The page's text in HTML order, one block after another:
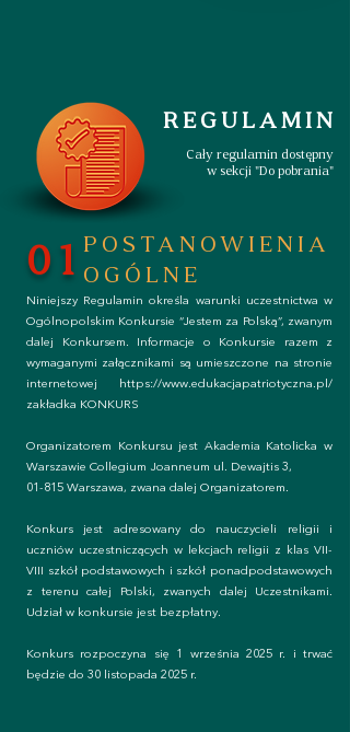
REGULAMIN
Cały regulamin dostępny
w sekcji "Do pobrania"
01 POSTANOWIENIA
OGÓLNE
Niniejszy Regulamin określa warunki uczestnictwa w
Ogólnopolskim Konkursie “Jestem za Polską”, zwanym
dalej Konkursem. Informacje o Konkursie razem z
wymaganymi załącznikami są umieszczone na stronie
internetowej https://www.edukacjapatriotyczna.pl/
zakładka KONKURS
Organizatorem Konkursu jest Akademia Katolicka w
Warszawie Collegium Joanneum ul. Dewajtis 3,
01-815 Warszawa, zwana dalej Organizatorem.
Konkurs jest adresowany do nauczycieli religii i
uczniów uczestniczących w lekcjach religii z klas VII-
VIII szkół podstawowych i szkół ponadpodstawowych
z terenu całej Polski, zwanych dalej Uczestnikami.
Udział w konkursie jest bezpłatny.
Konkurs rozpoczyna się 1 września 2025 r. i trwać
będzie do 30 listopada 2025 r.